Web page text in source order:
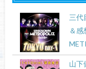
三代
＆
山下